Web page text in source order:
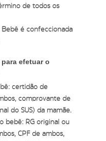
de todos os
é confeccionada
efetuar o
certidão de
comprovante de
do SUS) da mamãe.
bebê: RG original ou
CPF de ambos,